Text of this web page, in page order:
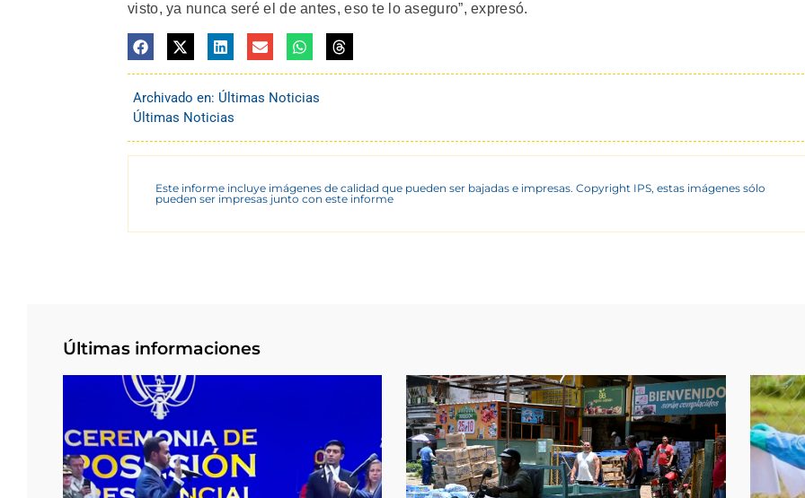
visto, ya nunca seré el de antes, eso te lo aseguro”, expresó.
Archivado en: Últimas Noticias
Últimas Noticias
Este informe incluye imágenes de calidad que pueden ser bajadas e impresas. Copyright IPS, estas imágenes sólo
pueden ser impresas junto con este informe
Últimas informaciones